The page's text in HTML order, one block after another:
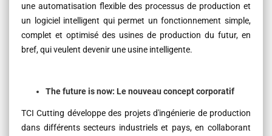
une automatisation flexible des processus de production et
un logiciel intelligent qui permet un fonctionnement simple,
complet et optimisé des usines de production du futur, en
bref, qui veulent devenir une usine intelligente.
The future is now: Le nouveau concept corporatif
TCI Cutting développe des projets d'ingénierie de production
dans différents secteurs industriels et pays, en collaborant